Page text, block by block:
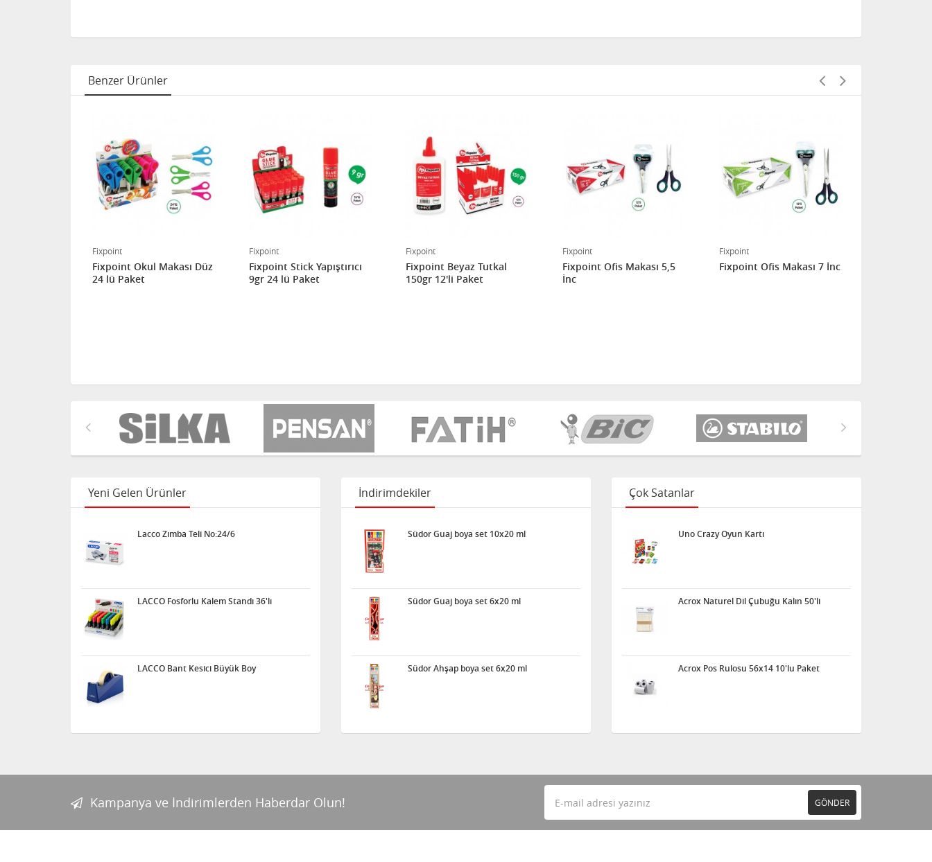
Benzer Ürünler
Fixpoint
Fixpoint Okul Makası Düz
24 lü Paket
Fixpoint
Fixpoint Stick Yapıştırıcı
9gr 24 lü Paket
Fixpoint
Fixpoint Beyaz Tutkal
150gr 12'li Paket
Fixpoint
Fixpoint Ofis Makası 5,5
İnc
Fixpoint
Fixpoint Ofis Makası 7 İnc
Yeni Gelen Ürünler
Lacco Zımba Teli No:24/6
LACCO Fosforlu Kalem Standı 36'lı
LACCO Bant Kesici Büyük Boy
İndirimdekiler
Südor Guaj boya set 10x20 ml
Südor Guaj boya set 6x20 ml
Südor Ahşap boya set 6x20 ml
Çok Satanlar
Uno Crazy Oyun Kartı
Acrox Naturel Dil Çubuğu Kalın 50'li
Acrox Pos Rulosu 56x14 10'lu Paket
Kampanya ve İndirimlerden Haberdar Olun! GÖNDER